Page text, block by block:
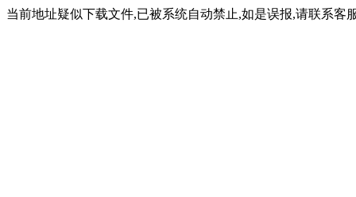
当前地址疑似下载文件,已被系统自动禁止,如是误报,请联系客